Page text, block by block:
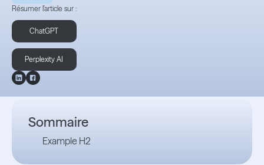
Résumer l'article sur :
ChatGPT
Perplexity AI
Sommaire
Example H2